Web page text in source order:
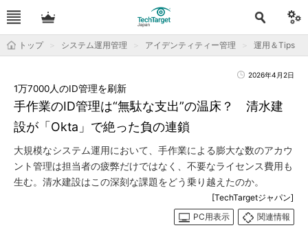
トップ システム運用管理 アイデンティティー管理 運用＆Tips
2026年4月2日
手作業のID管理は“無駄な支出”の温床？ 清水建
設が「Okta」で絶った負の連鎖
1万7000人のID管理を刷新
大規模なシステム運用において、手作業による膨大な数のアカウ
ント管理は担当者の疲弊だけではなく、不要なライセンス費用も
生む。清水建設はこの深刻な課題をどう乗り越えたのか。
[TechTargetジャパン]
PC用表示
関連情報